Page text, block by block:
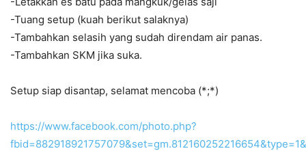
-Tuang setup (kuah berikut salaknya)
-Tambahkan selasih yang sudah direndam air panas.
-Tambahkan SKM jika suka.
Setup siap disantap, selamat mencoba (*;*)
https://www.facebook.com/photo.php?